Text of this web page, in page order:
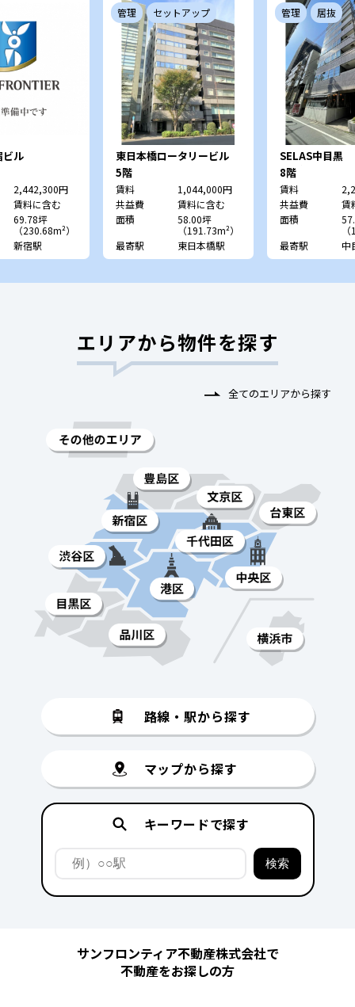
ビル
2,442,300円
賃料に含む
69.78坪
（230.68m²）
新宿駅
管理 セットアップ
東日本橋ロータリービル
5階
賃料
1,044,000円
共益費
賃料に含む
面積
58.00坪
（191.73m²）
最寄駅
東日本橋駅
管理 居抜
SELAS中目黒
ビル）
8階
賃料
共益費
賃
面積
最寄駅
中
エリアから物件を探す
全てのエリアから探す
路線・駅から探す
マップから探す
キーワードで探す
サンフロンティア不動産株式会社で
不動産をお探しの方